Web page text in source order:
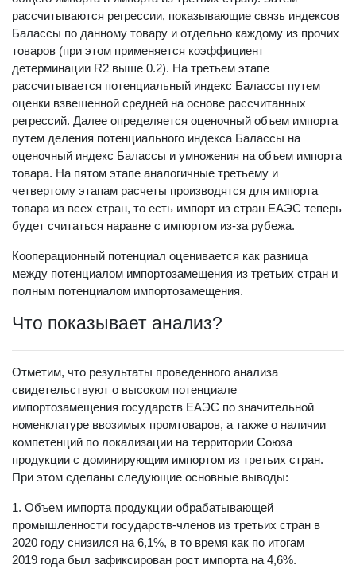
рассчитываются регрессии, показывающие связь индексов
Балассы по данному товару и отдельно каждому из прочих
товаров (при этом применяется коэффициент
детерминации R2 выше 0.2). На третьем этапе
рассчитывается потенциальный индекс Балассы путем
оценки взвешенной средней на основе рассчитанных
регрессий. Далее определяется оценочный объем импорта
путем деления потенциального индекса Балассы на
оценочный индекс Балассы и умножения на объем импорта
товара. На пятом этапе аналогичные третьему и
четвертому этапам расчеты производятся для импорта
товара из всех стран, то есть импорт из стран ЕАЭС теперь
будет считаться наравне с импортом из-за рубежа.
Кооперационный потенциал оценивается как разница
между потенциалом импортозамещения из третьих стран и
полным потенциалом импортозамещения.
Что показывает анализ?
Отметим, что результаты проведенного анализа
свидетельствуют о высоком потенциале
импортозамещения государств ЕАЭС по значительной
номенклатуре ввозимых промтоваров, а также о наличии
компетенций по локализации на территории Союза
продукции с доминирующим импортом из третьих стран.
При этом сделаны следующие основные выводы:
1. Объем импорта продукции обрабатывающей
промышленности государств-членов из третьих стран в
2020 году снизился на 6,1%, в то время как по итогам
2019 года был зафиксирован рост импорта на 4,6%.